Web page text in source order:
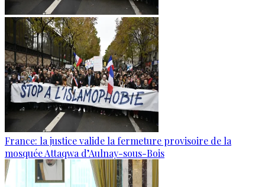
France: la justice valide la fermeture provisoire de la
mosquée Attaqwa d’Aulnay-sous-Bois